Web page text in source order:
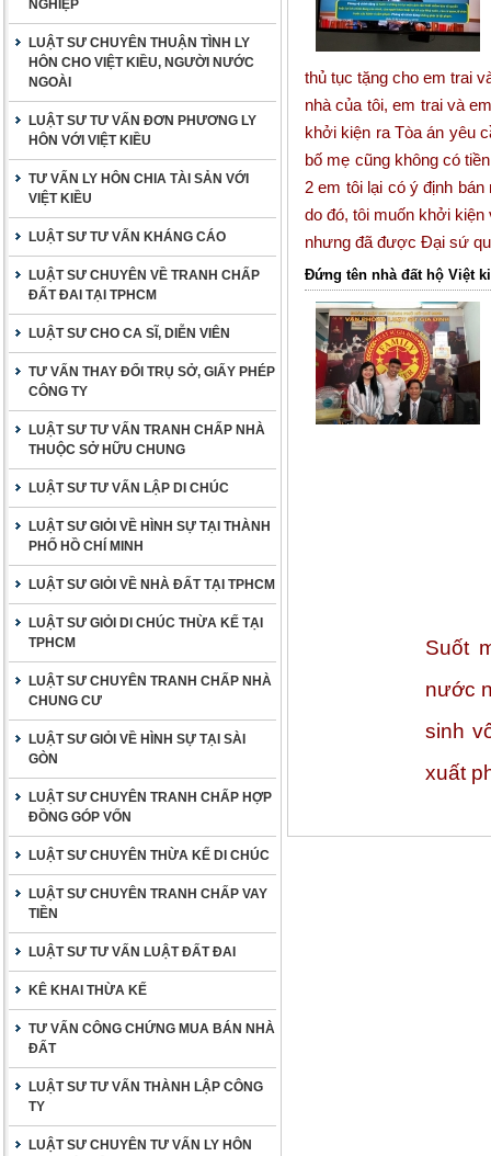
NGHIỆP
LUẬT SƯ CHUYÊN THUẬN TÌNH LY
HÔN CHO VIỆT KIỀU, NGƯỜI NƯỚC
NGOÀI
LUẬT SƯ TƯ VẤN ĐƠN PHƯƠNG LY
HÔN VỚI VIỆT KIỀU
TƯ VẤN LY HÔN CHIA TÀI SẢN VỚI
VIỆT KIỀU
LUẬT SƯ TƯ VẤN KHÁNG CÁO
LUẬT SƯ CHUYÊN VỀ TRANH CHẤP
ĐẤT ĐAI TẠI TPHCM
LUẬT SƯ CHO CA SĨ, DIỄN VIÊN
TƯ VẤN THAY ĐỔI TRỤ SỞ, GIẤY PHÉP
CÔNG TY
LUẬT SƯ TƯ VẤN TRANH CHẤP NHÀ
THUỘC SỞ HỮU CHUNG
LUẬT SƯ TƯ VẤN LẬP DI CHÚC
LUẬT SƯ GIỎI VỀ HÌNH SỰ TẠI THÀNH
PHỐ HỒ CHÍ MINH
LUẬT SƯ GIỎI VỀ NHÀ ĐẤT TẠI TPHCM
LUẬT SƯ GIỎI DI CHÚC THỪA KẾ TẠI
TPHCM
LUẬT SƯ CHUYÊN TRANH CHẤP NHÀ
CHUNG CƯ
LUẬT SƯ GIỎI VỀ HÌNH SỰ TẠI SÀI
GÒN
LUẬT SƯ CHUYÊN TRANH CHẤP HỢP
ĐỒNG GÓP VỐN
LUẬT SƯ CHUYÊN THỪA KẾ DI CHÚC
LUẬT SƯ CHUYÊN TRANH CHẤP VAY
TIỀN
LUẬT SƯ TƯ VẤN LUẬT ĐẤT ĐAI
KÊ KHAI THỪA KẾ
TƯ VẤN CÔNG CHỨNG MUA BÁN NHÀ
ĐẤT
LUẬT SƯ TƯ VẤN THÀNH LẬP CÔNG
TY
LUẬT SƯ CHUYÊN TƯ VẤN LY HÔN
thủ tục tặng cho em trai
nhà của tôi, em trai và
khởi kiện ra Tòa án yêu
bố mẹ cũng không có
2 em tôi lại có ý định
do đó, tôi muốn khởi
nhưng đã được Đại sứ
Đứng tên nhà đất hộ Việt
Suốt
nước
sinh
xuất